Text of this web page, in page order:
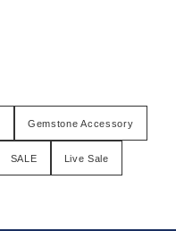
Gemstone Accessory
SALE Live Sale